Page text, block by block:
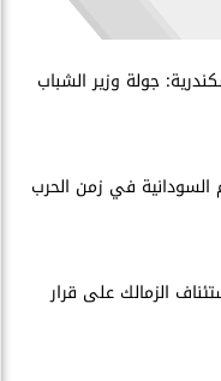
جولة وزير الشباب
في زمن الحرب
الزمالك على قرار